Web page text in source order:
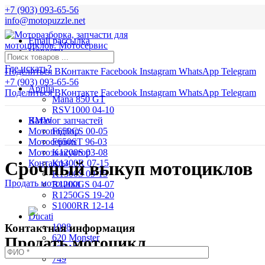
+7 (903) 093-65-56
info@motopuzzle.net
Email рассылка
Новости
Поделиться ВКонтакте Facebook Instagram WhatsApp Telegram
+7 (903) 093-65-56
Поделиться ВКонтакте Facebook Instagram WhatsApp Telegram
Где искать?
Aprilia
Mana 850 GT
RSV1000 04-10
BMW
F650CS 00-05
F650ST 96-03
K1200S 03-08
K1300R 07-15
K1300S 09-15
R1200GS 04-07
R1250GS 19-20
S1000RR 12-14
Ducati
1098
620 Monster
696 Monster
749
Каталог запчастей
Мотоподбор
Мотосервис
Мотоэвакуатор
Контакты
Продать мотоцикл
Срочный выкуп мотоциклов
Продать мотоцикл
Контактная информация